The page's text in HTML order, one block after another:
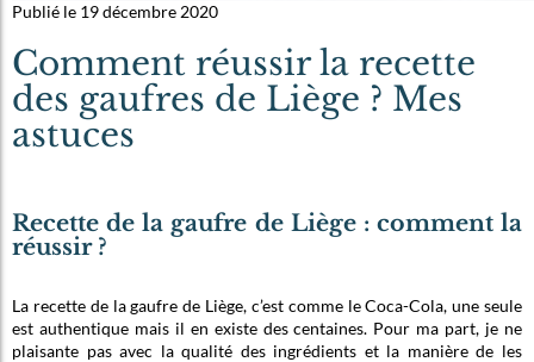
Publié le 19 décembre 2020
Comment réussir la recette
des gaufres de Liège ? Mes
astuces
Recette de la gaufre de Liège : comment la
réussir ?
La recette de la gaufre de Liège, c’est comme le Coca-Cola, une seule
est authentique mais il en existe des centaines. Pour ma part, je ne
plaisante pas avec la qualité des ingrédients et la manière de les